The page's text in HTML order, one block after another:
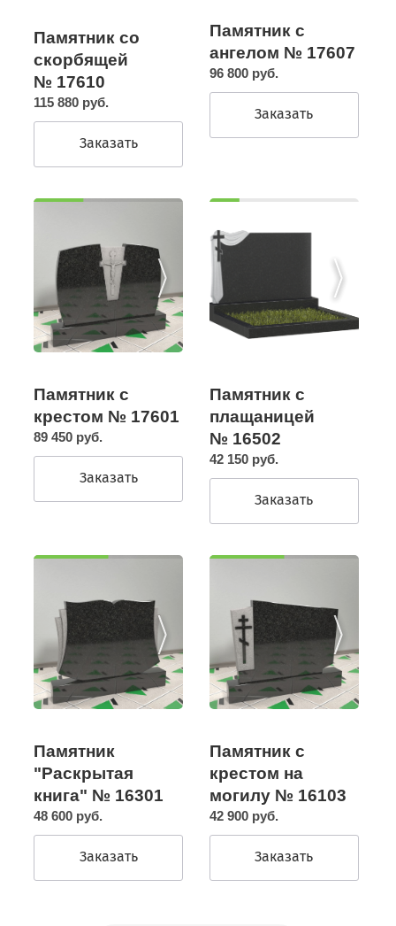
Памятник со
скорбящей
№ 17610
115 880 руб.
Заказать
Памятник с
ангелом № 17607
96 800 руб.
Заказать
Памятник с
крестом № 17601
89 450 руб.
Заказать
Памятник с
плащаницей
№ 16502
42 150 руб.
Заказать
Памятник
"Раскрытая
книга" № 16301
48 600 руб.
Заказать
Памятник с
крестом на
могилу № 16103
42 900 руб.
Заказать